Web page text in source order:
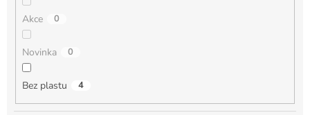
Akce 0
Novinka 0
Bez plastu 4